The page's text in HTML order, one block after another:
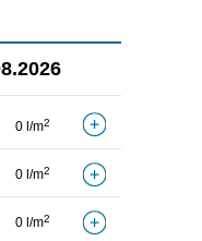
0 l/m2
0 l/m2
0 l/m2